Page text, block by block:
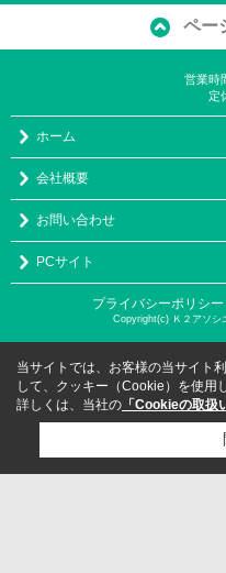
ペー
営業時
定
ホーム
会社概要
お問い合わせ
PCサイト
プライバシーポリシー
Copyright(c) Ｋ２アソシ
当サイトでは、お客様の当サイト
して、クッキー（Cookie）を使用
詳しくは、当社の 「Cookieの取扱